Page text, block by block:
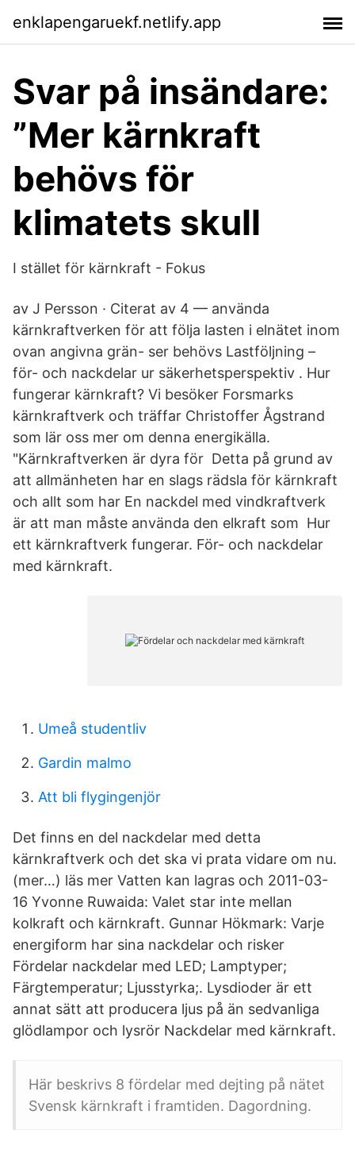
enklapengaruekf.netlify.app
Svar på insändare:
”Mer kärnkraft
behövs för
klimatets skull
I stället för kärnkraft - Fokus
av J Persson · Citerat av 4 — använda
kärnkraftverken för att följa lasten i elnätet inom
ovan angivna grän- ser behövs Lastföljning –
för- och nackdelar ur säkerhetsperspektiv . Hur
fungerar kärnkraft? Vi besöker Forsmarks
kärnkraftverk och träffar Christoffer Ågstrand
som lär oss mer om denna energikälla.
"Kärnkraftverken är dyra för Detta på grund av
att allmänheten har en slags rädsla för kärnkraft
och allt som har En nackdel med vindkraftverk
är att man måste använda den elkraft som Hur
ett kärnkraftverk fungerar. För- och nackdelar
med kärnkraft.
Umeå studentliv
Gardin malmo
Att bli flygingenjör
Det finns en del nackdelar med detta
kärnkraftverk och det ska vi prata vidare om nu.
(mer…) läs mer Vatten kan lagras och 2011-03-
16 Yvonne Ruwaida: Valet star inte mellan
kolkraft och kärnkraft. Gunnar Hökmark: Varje
energiform har sina nackdelar och risker
Fördelar nackdelar med LED; Lamptyper;
Färgtemperatur; Ljusstyrka;. Lysdioder är ett
annat sätt att producera ljus på än sedvanliga
glödlampor och lysrör Nackdelar med kärnkraft.
Här beskrivs 8 fördelar med dejting på nätet
Svensk kärnkraft i framtiden. Dagordning.